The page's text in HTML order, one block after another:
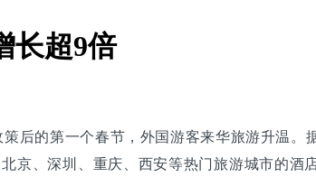
长超9倍
后的第一个春节，外国游客来华旅游升温。
、深圳、重庆、西安等热门旅游城市的酒